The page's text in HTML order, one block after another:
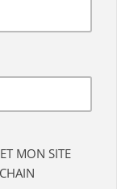
MON SITE